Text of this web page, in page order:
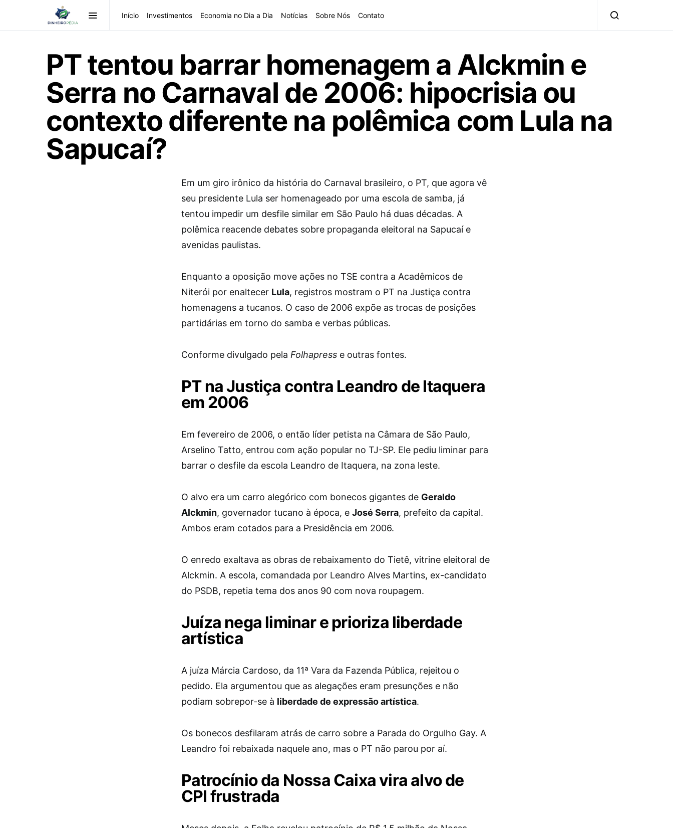
Início Investimentos Economia no Dia a Dia Notícias Sobre Nós Contato
PT tentou barrar homenagem a Alckmin e
Serra no Carnaval de 2006: hipocrisia ou
contexto diferente na polêmica com Lula na
Sapucaí?
Em um giro irônico da história do Carnaval brasileiro, o PT, que agora vê
seu presidente Lula ser homenageado por uma escola de samba, já
tentou impedir um desfile similar em São Paulo há duas décadas. A
polêmica reacende debates sobre propaganda eleitoral na Sapucaí e
avenidas paulistas.
Enquanto a oposição move ações no TSE contra a Acadêmicos de
Niterói por enaltecer Lula, registros mostram o PT na Justiça contra
homenagens a tucanos. O caso de 2006 expõe as trocas de posições
partidárias em torno do samba e verbas públicas.
Conforme divulgado pela Folhapress e outras fontes.
PT na Justiça contra Leandro de Itaquera
em 2006
Em fevereiro de 2006, o então líder petista na Câmara de São Paulo,
Arselino Tatto, entrou com ação popular no TJ-SP. Ele pediu liminar para
barrar o desfile da escola Leandro de Itaquera, na zona leste.
O alvo era um carro alegórico com bonecos gigantes de Geraldo
Alckmin, governador tucano à época, e José Serra, prefeito da capital.
Ambos eram cotados para a Presidência em 2006.
O enredo exaltava as obras de rebaixamento do Tietê, vitrine eleitoral de
Alckmin. A escola, comandada por Leandro Alves Martins, ex-candidato
do PSDB, repetia tema dos anos 90 com nova roupagem.
Juíza nega liminar e prioriza liberdade
artística
A juíza Márcia Cardoso, da 11ª Vara da Fazenda Pública, rejeitou o
pedido. Ela argumentou que as alegações eram presunções e não
podiam sobrepor-se à liberdade de expressão artística.
Os bonecos desfilaram atrás de carro sobre a Parada do Orgulho Gay. A
Leandro foi rebaixada naquele ano, mas o PT não parou por aí.
Patrocínio da Nossa Caixa vira alvo de
CPI frustrada